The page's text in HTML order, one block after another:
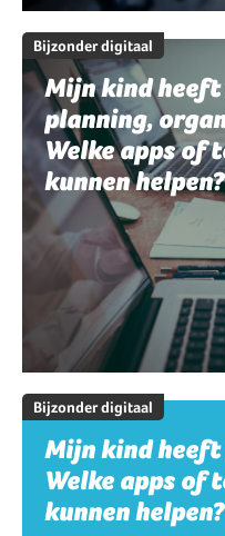
Bijzonder digitaal
Mijn kind
planning,
Welke apps of
kunnen helpen?
Bijzonder digitaal
Mijn kind heeft
Welke apps of
kunnen helpen?